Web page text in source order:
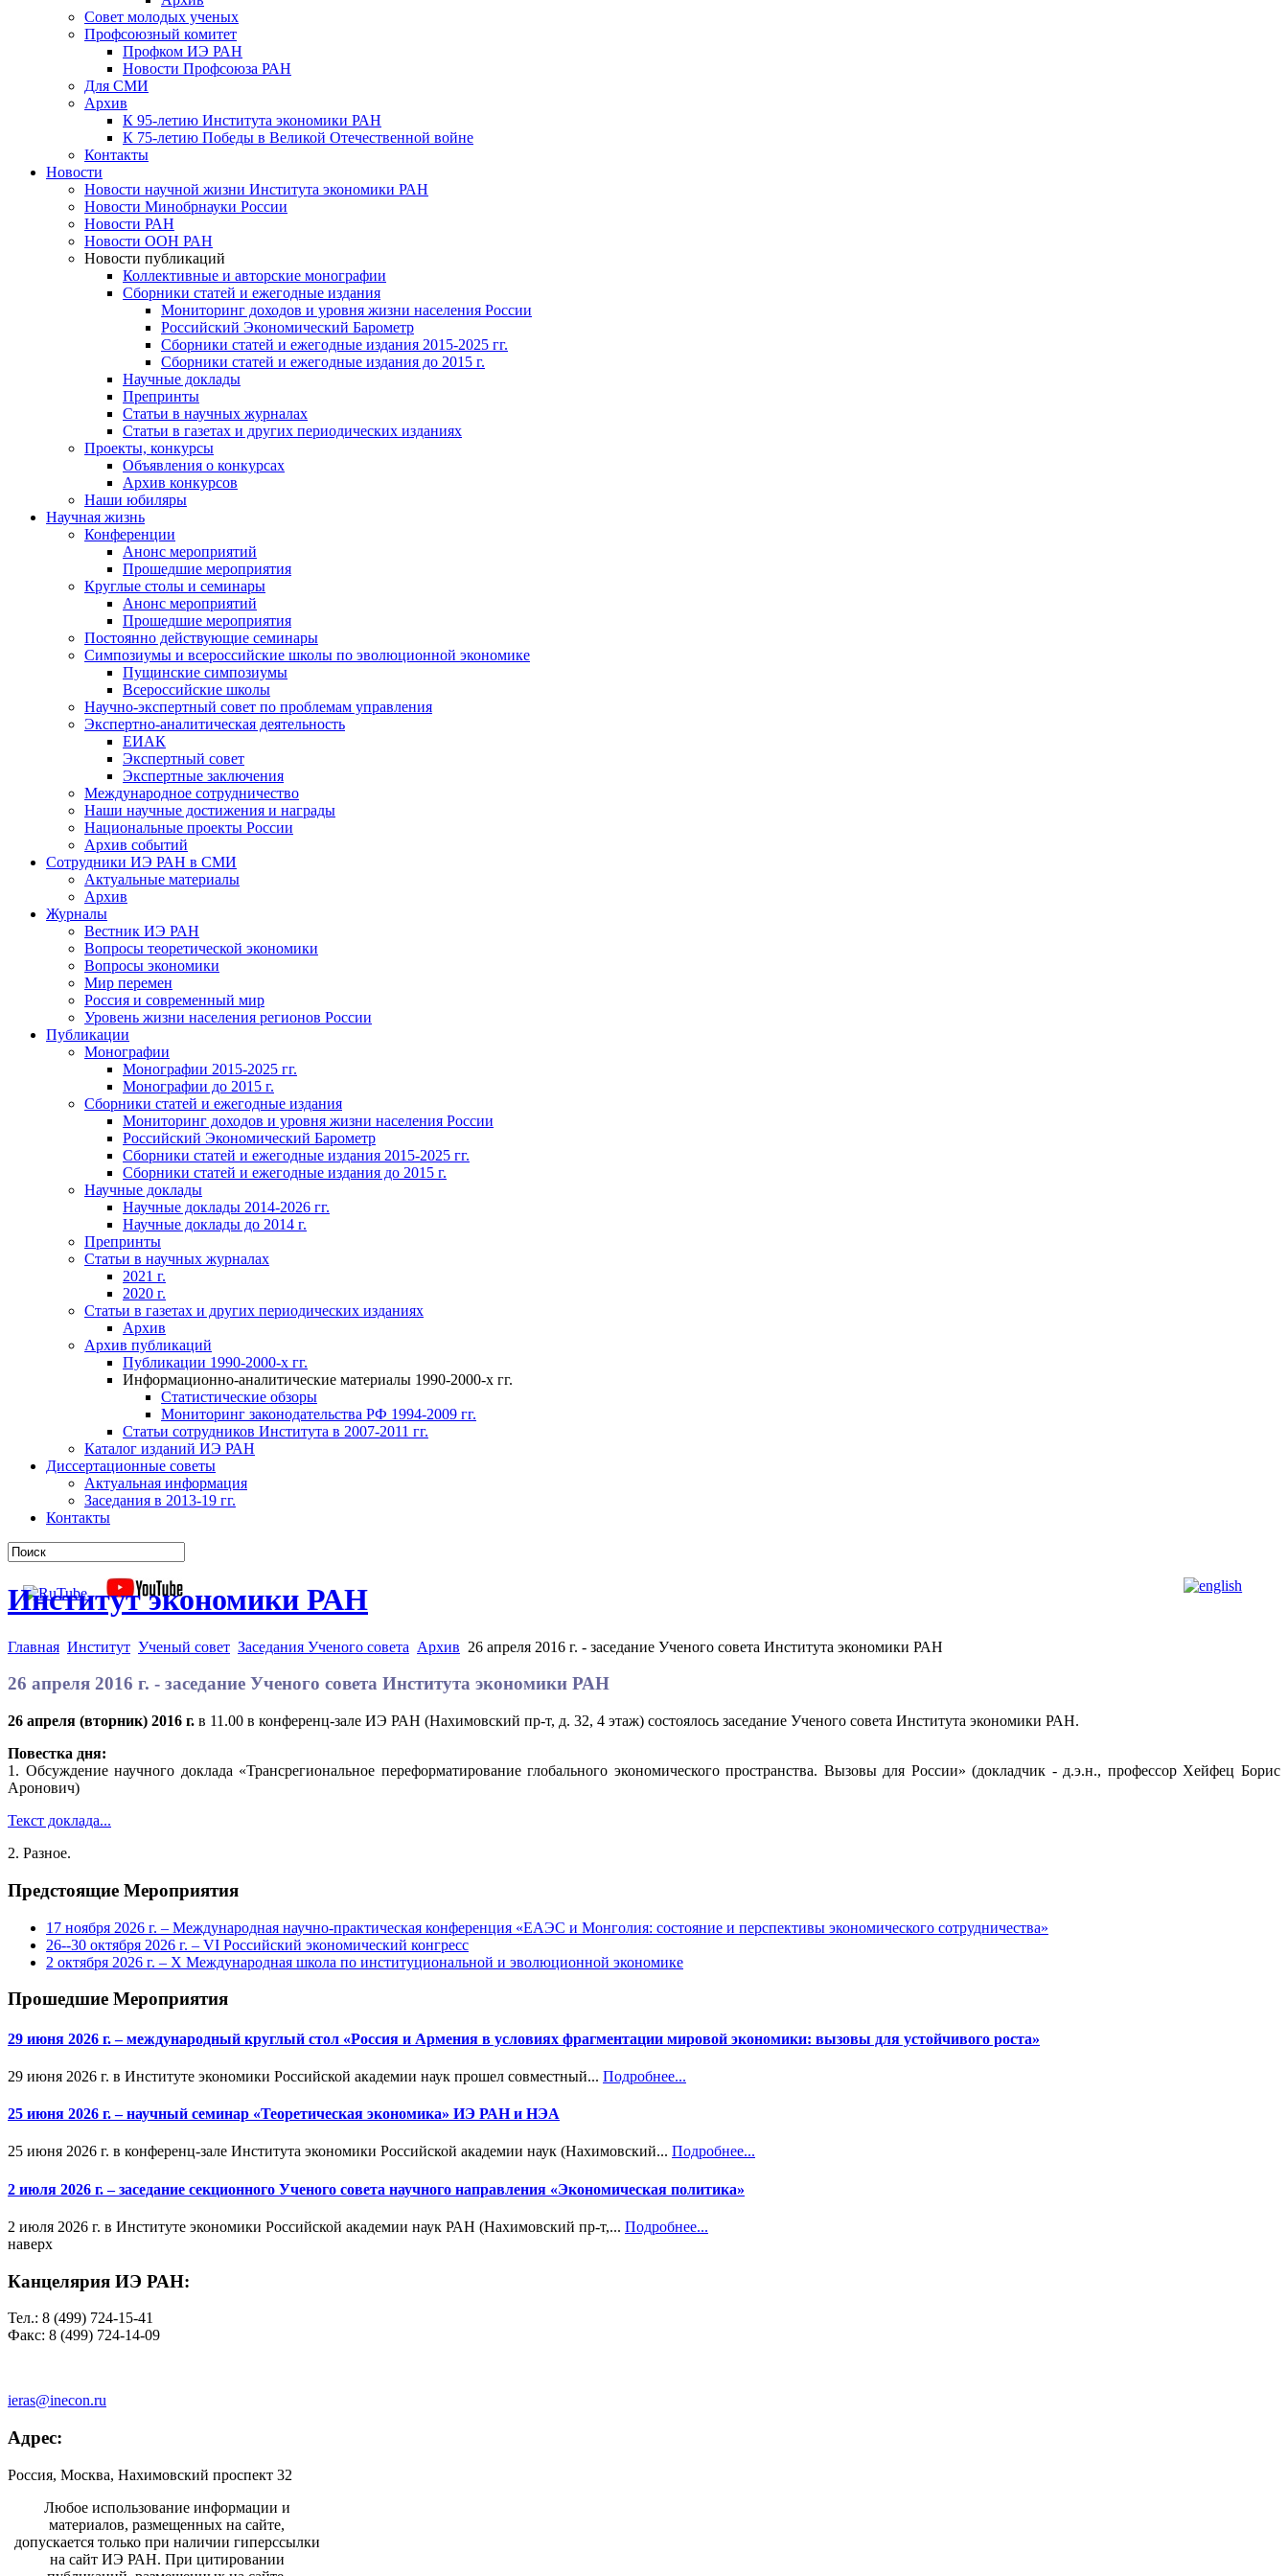
Совет молодых ученых
Профсоюзный комитет
Профком ИЭ РАН
Новости Профсоюза РАН
Для СМИ
Архив
К 95-летию Института экономики РАН
К 75-летию Победы в Великой Отечественной войне
Контакты
Новости
Новости научной жизни Института экономики РАН
Новости Минобрнауки России
Новости РАН
Новости ООН РАН
Новости публикаций
Коллективные и авторские монографии
Сборники статей и ежегодные издания
Мониторинг доходов и уровня жизни населения России
Российский Экономический Барометр
Сборники статей и ежегодные издания 2015-2025 гг.
Сборники статей и ежегодные издания до 2015 г.
Научные доклады
Препринты
Статьи в научных журналах
Статьи в газетах и других периодических изданиях
Проекты, конкурсы
Объявления о конкурсах
Архив конкурсов
Наши юбиляры
Научная жизнь
Конференции
Анонс мероприятий
Прошедшие мероприятия
Круглые столы и семинары
Анонс мероприятий
Прошедшие мероприятия
Постоянно действующие семинары
Симпозиумы и всероссийские школы по эволюционной экономике
Пущинские симпозиумы
Всероссийские школы
Научно-экспертный совет по проблемам управления
Экспертно-аналитическая деятельность
ЕИАК
Экспертный совет
Экспертные заключения
Международное сотрудничество
Наши научные достижения и награды
Национальные проекты России
Архив событий
Сотрудники ИЭ РАН в СМИ
Актуальные материалы
Архив
Журналы
Вестник ИЭ РАН
Вопросы теоретической экономики
Вопросы экономики
Мир перемен
Россия и современный мир
Уровень жизни населения регионов России
Публикации
Монографии
Монографии 2015-2025 гг.
Монографии до 2015 г.
Сборники статей и ежегодные издания
Мониторинг доходов и уровня жизни населения России
Российский Экономический Барометр
Сборники статей и ежегодные издания 2015-2025 гг.
Сборники статей и ежегодные издания до 2015 г.
Научные доклады
Научные доклады 2014-2026 гг.
Научные доклады до 2014 г.
Препринты
Статьи в научных журналах
2021 г.
2020 г.
Статьи в газетах и других периодических изданиях
Архив
Архив публикаций
Публикации 1990-2000-х гг.
Информационно-аналитические материалы 1990-2000-х гг.
Статистические обзоры
Мониторинг законодательства РФ 1994-2009 гг.
Статьи сотрудников Института в 2007-2011 гг.
Каталог изданий ИЭ РАН
Диссертационные советы
Актуальная информация
Заседания в 2013-19 гг.
Контакты
Институт экономики РАН
Главная Институт Ученый совет Заседания Ученого совета Архив 26 апреля 2016 г. - заседание Ученого совета Института экономики РАН
26 апреля 2016 г. - заседание Ученого совета Института экономики РАН
26 апреля (вторник) 2016 г. в 11.00 в конференц-зале ИЭ РАН (Нахимовский пр-т, д. 32, 4 этаж) состоялось заседание Ученого совета Института экономики РАН.
Повестка дня:
1. Обсуждение научного доклада «Трансрегиональное переформатирование глобального экономического пространства. Вызовы для России» (докладчик - д.э.н., профессор Хейфец Борис
Аронович)
Текст доклада...
2. Разное.
Предстоящие Мероприятия
17 ноября 2026 г. – Международная научно-практическая конференция «ЕАЭС и Монголия: состояние и перспективы экономического сотрудничества»
26--30 октября 2026 г. – VI Российский экономический конгресс
2 октября 2026 г. – X Международная школа по институциональной и эволюционной экономике
Прошедшие Мероприятия
29 июня 2026 г. – международный круглый стол «Россия и Армения в условиях фрагментации мировой экономики: вызовы для устойчивого роста»
29 июня 2026 г. в Институте экономики Российской академии наук прошел совместный... Подробнее...
25 июня 2026 г. – научный семинар «Теоретическая экономика» ИЭ РАН и НЭА
25 июня 2026 г. в конференц-зале Института экономики Российской академии наук (Нахимовский... Подробнее...
2 июля 2026 г. – заседание секционного Ученого совета научного направления «Экономическая политика»
2 июля 2026 г. в Институте экономики Российской академии наук РАН (Нахимовский пр-т,... Подробнее...
наверх
Канцелярия ИЭ РАН:
Тел.: 8 (499) 724-15-41
Факс: 8 (499) 724-14-09
ieras@inecon.ru
Адрес:
Россия, Москва, Нахимовский проспект 32
Любое использование информации и
материалов, размещенных на сайте,
допускается только при наличии гиперссылки
на сайт ИЭ РАН. При цитировании